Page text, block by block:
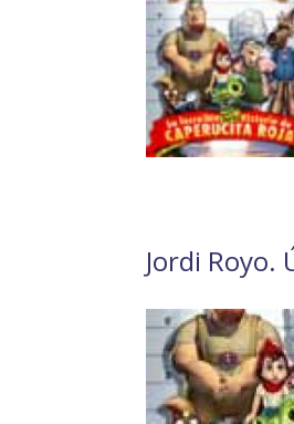
Jordi Royo.